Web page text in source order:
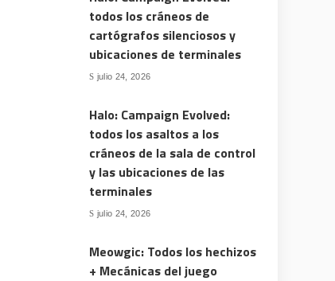
todos los cráneos de
cartógrafos silenciosos y
ubicaciones de terminales
julio 24, 2026
Halo: Campaign Evolved:
todos los asaltos a los
cráneos de la sala de control
y las ubicaciones de las
terminales
julio 24, 2026
Meowgic: Todos los hechizos
+ Mecánicas del juego